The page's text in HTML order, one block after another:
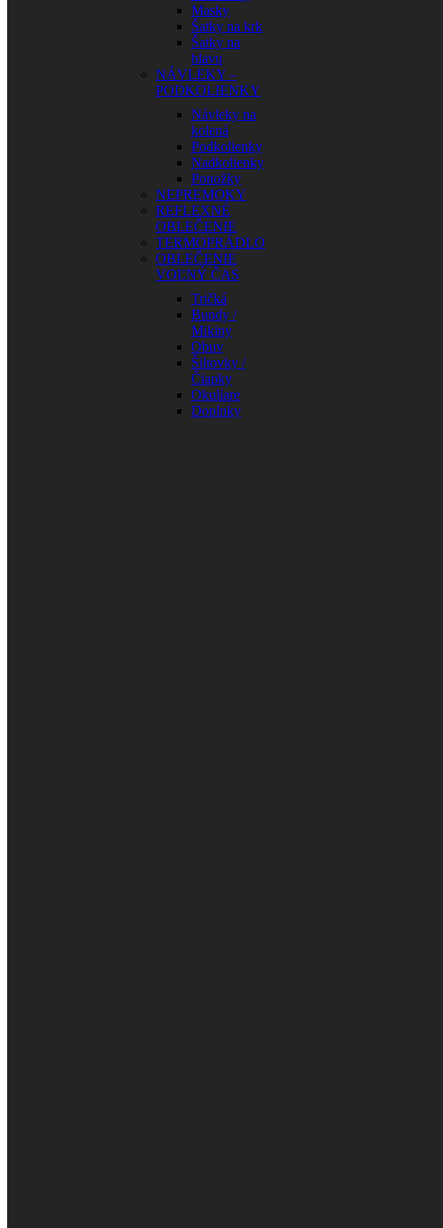
Masky
Šatky na krk
Šatky na
hlavu
NÁVLEKY –
PODKOLIENKY
Návleky na
kolená
Podkolienky
Nadkolienky
Ponožky
NEPREMOKY
REFLEXNÉ
OBLEČENIE
TERMOPRÁDLO
OBLEČENIE
VOĽNÝ ČAS
Tričká
Bundy /
Mikiny
Obuv
Šiltovky /
Čiapky
Okuliare
Doplnky